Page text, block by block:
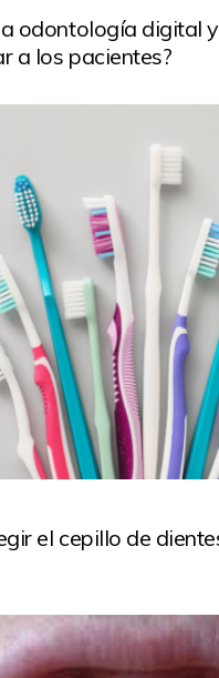
odontología digital
a los pacientes?
el cepillo de